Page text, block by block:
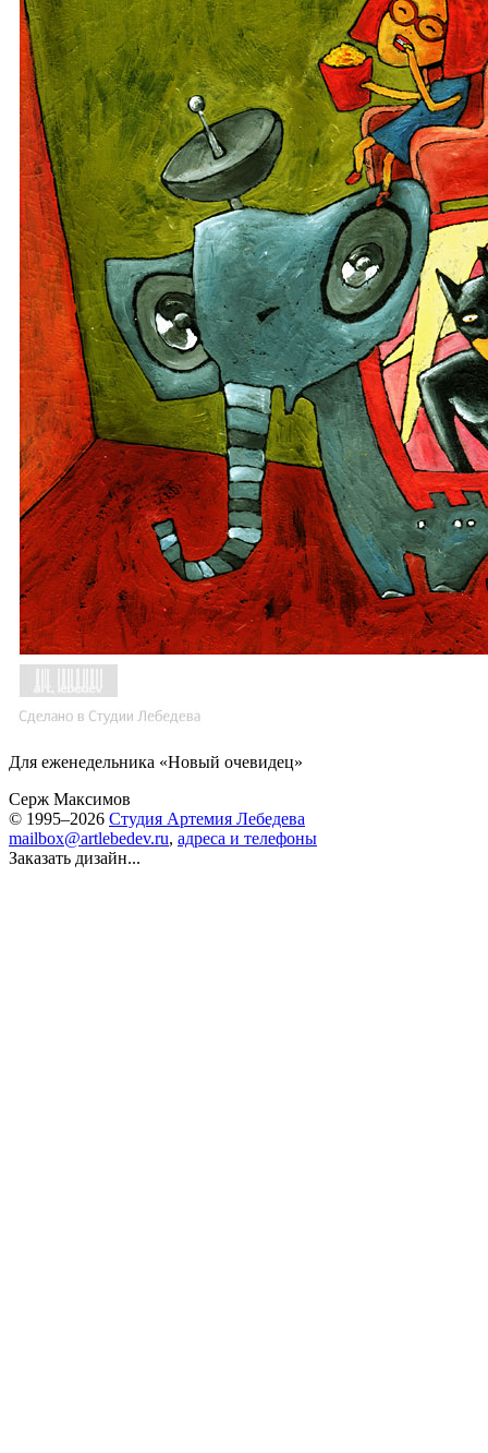
Для еженедельника «Новый очевидец»
Серж Максимов
© 1995–2026 Студия Артемия Лебедева
mailbox@artlebedev.ru, адреса и телефоны
Заказать дизайн...